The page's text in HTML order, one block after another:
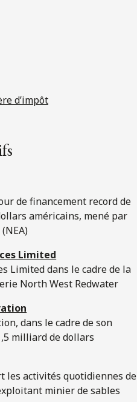
d’impôt
de financement record de
américains, mené par
Limited
Limited dans le cadre de la
North West Redwater
dans le cadre de son
milliard de dollars
les activités quotidiennes de
minier de sables